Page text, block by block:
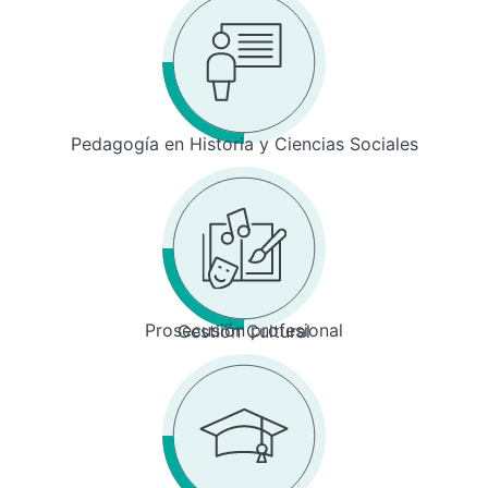
Pedagogía en Historia y Ciencias Sociales
Prosecusión profesional
Gestión Cultural